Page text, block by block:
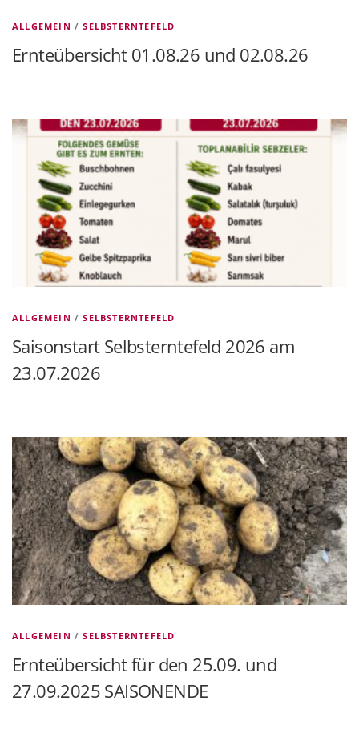
ALLGEMEIN /SELBSTERNTEFELD
Ernteübersicht 01.08.26 und 02.08.26
ALLGEMEIN /SELBSTERNTEFELD
Saisonstart Selbsterntefeld 2026 am
23.07.2026
ALLGEMEIN /SELBSTERNTEFELD
Ernteübersicht für den 25.09. und
27.09.2025 SAISONENDE